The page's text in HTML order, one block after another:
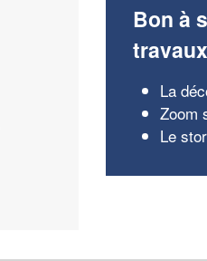
Bon à
travaux
La
Zoom
Le